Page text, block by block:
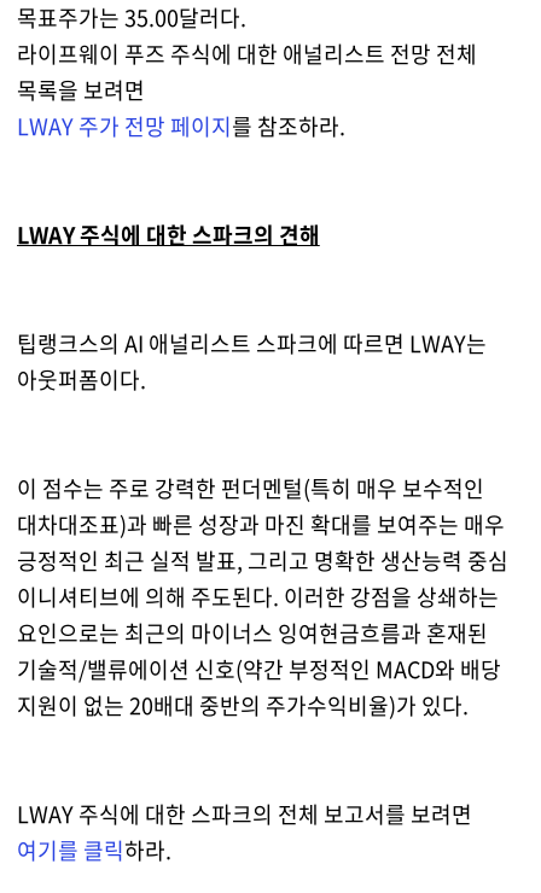
목표주가는 35.00달러다.
라이프웨이 푸즈 주식에 대한 애널리스트 전망 전체
목록을 보려면
LWAY 주가 전망 페이지를 참조하라.
LWAY 주식에 대한 스파크의 견해
팁랭크스의 AI 애널리스트 스파크에 따르면 LWAY는
아웃퍼폼이다.
이 점수는 주로 강력한 펀더멘털(특히 매우 보수적인
대차대조표)과 빠른 성장과 마진 확대를 보여주는 매우
긍정적인 최근 실적 발표, 그리고 명확한 생산능력 중심
이니셔티브에 의해 주도된다. 이러한 강점을 상쇄하는
요인으로는 최근의 마이너스 잉여현금흐름과 혼재된
기술적/밸류에이션 신호(약간 부정적인 MACD와 배당
지원이 없는 20배대 중반의 주가수익비율)가 있다.
LWAY 주식에 대한 스파크의 전체 보고서를 보려면
여기를 클릭하라.